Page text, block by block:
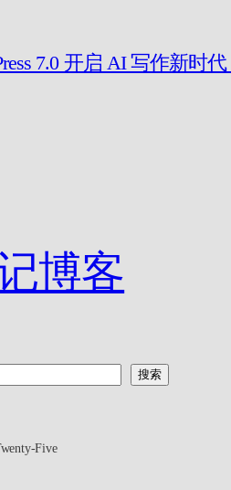
7.0 开启 AI 写作新时
博客
搜索
Five